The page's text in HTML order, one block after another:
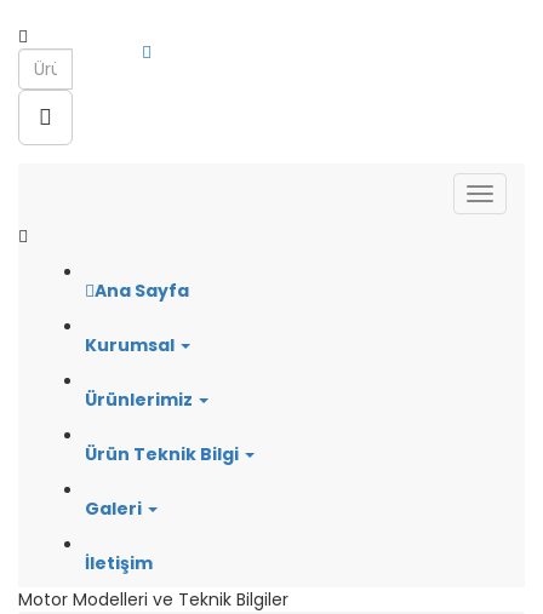
Ana Sayfa
Kurumsal
Ürünlerimiz
Ürün Teknik Bilgi
Galeri
İletişim
Motor Modelleri ve Teknik Bilgiler